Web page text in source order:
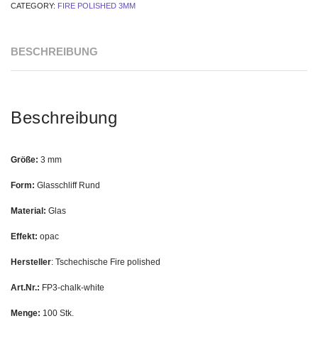
CATEGORY: FIRE POLISHED 3MM
BESCHREIBUNG
Beschreibung
Größe: 3 mm
Form: Glasschliff Rund
Material: Glas
Effekt: opac
Hersteller: Tschechische Fire polished
Art.Nr.: FP3-chalk-white
Menge: 100 Stk.